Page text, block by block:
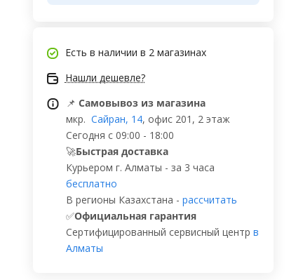
Есть в наличии в 2 магазинах
Нашли дешевле?
📌 Самовывоз из магазина
мкр. Сайран, 14, офис 201, 2 этаж
Сегодня с 09:00 - 18:00
🚀Быстрая доставка
Курьером г. Алматы - за 3 часа
бесплатно
В регионы Казахстана - рассчитать
✅Официальная гарантия
Сертифицированный сервисный центр в
Алматы